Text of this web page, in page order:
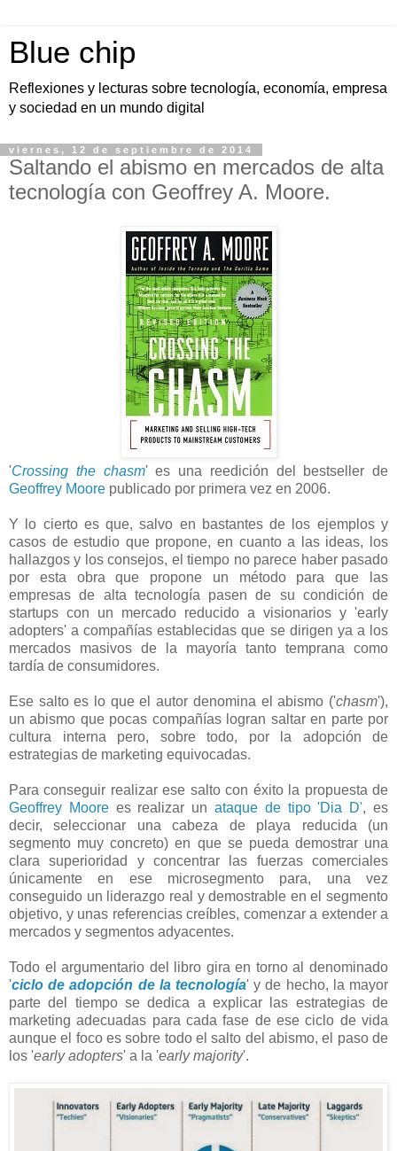
Blue chip
Reflexiones y lecturas sobre tecnología, economía, empresa
y sociedad en un mundo digital
viernes, 12 de septiembre de 2014
Saltando el abismo en mercados de alta
tecnología con Geoffrey A. Moore.
'Crossing the chasm' es una reedición del bestseller de
Geoffrey Moore publicado por primera vez en 2006.
Y lo cierto es que, salvo en bastantes de los ejemplos y
casos de estudio que propone, en cuanto a las ideas, los
hallazgos y los consejos, el tiempo no parece haber pasado
por esta obra que propone un método para que las
empresas de alta tecnología pasen de su condición de
startups con un mercado reducido a visionarios y 'early
adopters' a compañías establecidas que se dirigen ya a los
mercados masivos de la mayoría tanto temprana como
tardía de consumidores.
Ese salto es lo que el autor denomina el abismo ('chasm'),
un abismo que pocas compañías logran saltar en parte por
cultura interna pero, sobre todo, por la adopción de
estrategias de marketing equivocadas.
Para conseguir realizar ese salto con éxito la propuesta de
Geoffrey Moorees realizar unataque de tipo 'Dia D', es
decir, seleccionar una cabeza de playa reducida (un
segmento muy concreto) en que se pueda demostrar una
clara superioridad y concentrar las fuerzas comerciales
únicamente en ese microsegmento para, una vez
conseguido un liderazgo real y demostrable en el segmento
objetivo, y unas referencias creíbles, comenzar a extender a
mercados y segmentos adyacentes.
Todo el argumentario del libro gira en torno al denominado
'ciclo de adopción de la tecnología' y de hecho, la mayor
parte del tiempo se dedica a explicar las estrategias de
marketing adecuadas para cada fase de ese ciclo de vida
aunque el foco es sobre todo el salto del abismo, el paso de
los 'early adopters' a la 'early majority'.